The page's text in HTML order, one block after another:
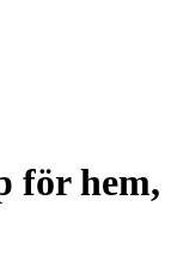
för hem,